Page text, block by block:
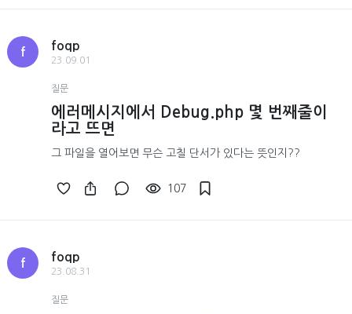
f
foqp
23.09.01
질문
에러메시지에서 Debug.php 몇 번째줄이
라고 뜨면
그 파일을 열어보면 무슨 고칠 단서가 있다는 뜻인지??
107
f
foqp
23.08.31
질문